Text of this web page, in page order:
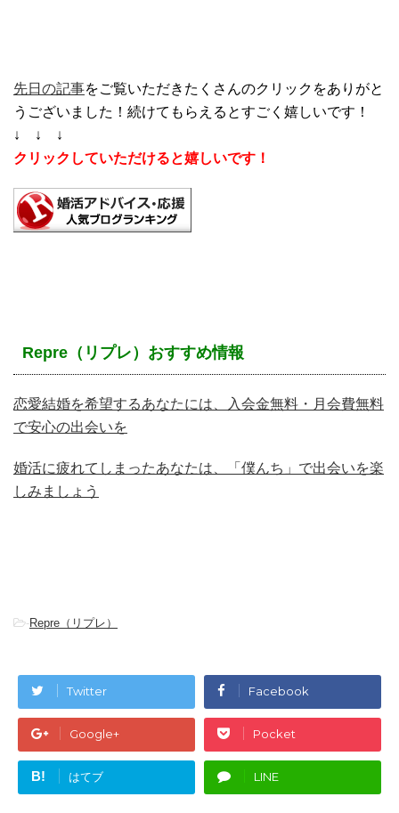
先日の記事をご覧いただきたくさんのクリックをありがと
うございました！続けてもらえるとすごく嬉しいです！
↓ ↓ ↓
クリックしていただけると嬉しいです！
Repre（リプレ）おすすめ情報
恋愛結婚を希望するあなたには、入会金無料・月会費無料
で安心の出会いを
婚活に疲れてしまったあなたは、「僕んち」で出会いを楽
しみましょう
-Repre（リプレ）
Twitter Facebook
Google+ Pocket
B! はてブ LINE